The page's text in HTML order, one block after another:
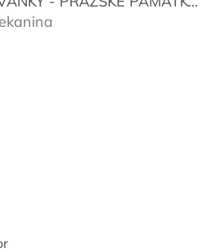
je 5 z 5 hvězdiček.